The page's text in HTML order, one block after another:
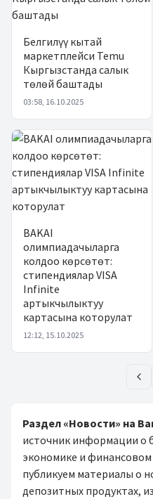
Белгилүү кытай
маркетплейси Temu
Кыргызстанда салык
төлөй баштады
03:58, 16.10.2025
BAKAI
олимпиадачыларга
колдоо көрсөтөт:
стипендиялар VISA
Infinite
артыкчылыктуу
картасына которулат
12:12, 15.10.2025
Раздел «Новости» на
источник информации о
экономике и
публикуем материалы о
депозитных продуктах,